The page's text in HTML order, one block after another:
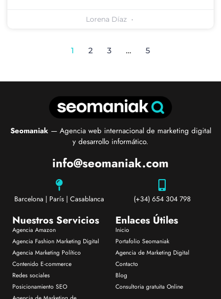
Lorena Díaz
1 2 3 … 5
Seomaniak— Agencia web internacional de marketing digital
y desarrollo informático.
info@seomaniak.com
Barcelona | París | Casablanca (+34) 654 304 798
Nuestros Servicios
Agencia Amazon
Agencia Fashion Marketing Digital
Agencia Marketing Político
Contenido E-commerce
Redes sociales
Posicionamiento SEO
Enlaces Útiles
Inicio
Portafolio Seomaniak
Agencia de Marketing Digital
Contacto
Blog
Consultoria gratuita Online